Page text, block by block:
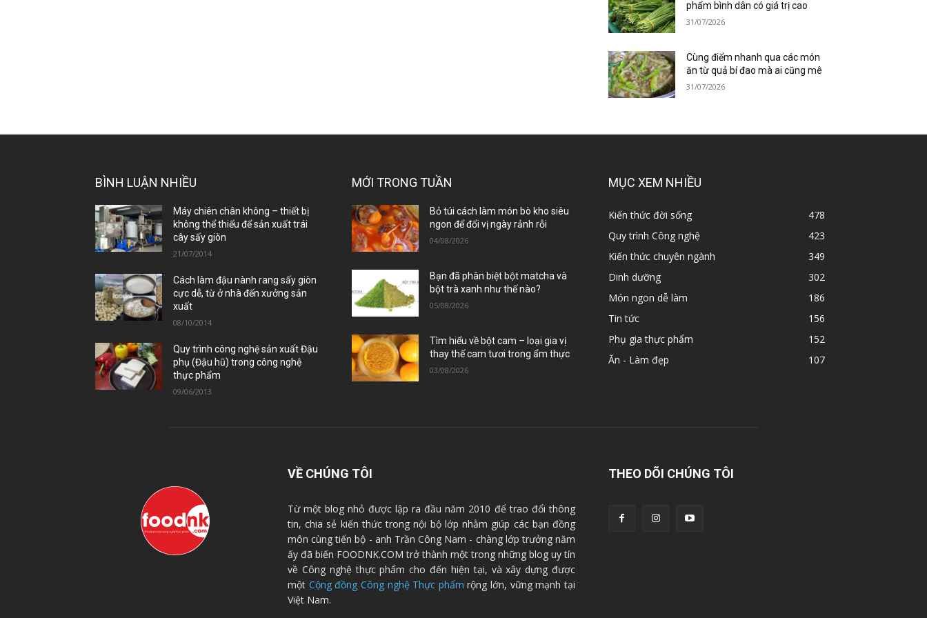
phẩm bình dân có giá trị cao
31/07/2026
Cùng điểm nhanh qua các món
ăn từ quả bí đao mà ai cũng mê
31/07/2026
BÌNH LUẬN NHIỀU
Máy chiên chân không – thiết bị
không thể thiếu để sản xuất trái
cây sấy giòn
21/07/2014
Cách làm đậu nành rang sấy giòn
cực dễ, từ ở nhà đến xưởng sản
xuất
08/10/2014
Quy trình công nghệ sản xuất Đậu
phụ (Đậu hũ) trong công nghệ
thực phẩm
09/06/2013
MỚI TRONG TUẦN
Bỏ túi cách làm món bò kho siêu
ngon để đổi vị ngày rảnh rỗi
04/08/2026
Bạn đã phân biệt bột matcha và
bột trà xanh như thế nào?
05/08/2026
Tìm hiểu về bột cam – loại gia vị
thay thế cam tươi trong ẩm thực
03/08/2026
MỤC XEM NHIỀU
Kiến thức đời sống
478
Quy trình Công nghệ
423
Kiến thức chuyên ngành
349
Dinh dưỡng
302
Món ngon dễ làm
186
Tin tức
156
Phụ gia thực phẩm
152
Ăn - Làm đẹp
107
VỀ CHÚNG TÔI
Từ một blog nhỏ được lập ra đầu năm 2010 để trao đổi thông
tin, chia sẻ kiến thức trong nội bộ lớp nhằm giúp các bạn đồng
môn cùng tiến bộ - anh Trần Công Nam - chàng lớp trưởng năm
ấy đã biến FOODNK.COM trở thành một trong những blog uy tín
về Công nghệ thực phẩm cho đến hiện tại, và xây dựng được
một Cộng đồng Công nghệ Thực phẩm rộng lớn, vững mạnh tại
Việt Nam.
THEO DÕI CHÚNG TÔI